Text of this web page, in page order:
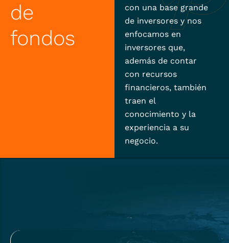
de
fondos
con una base grande
de inversores y nos
enfocamos en
inversores que,
además de contar
con recursos
financieros, también
traen el
conocimiento y la
experiencia a su
negocio.